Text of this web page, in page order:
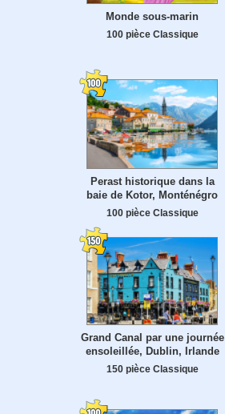
Monde sous-marin
100 pièce Classique
Perast historique dans la
baie de Kotor, Monténégro
100 pièce Classique
Grand Canal par une journée
ensoleillée, Dublin, Irlande
150 pièce Classique